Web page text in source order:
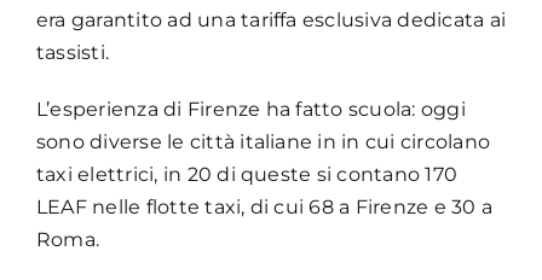
era garantito ad una tariffa esclusiva dedicata ai
tassisti.
L’esperienza di Firenze ha fatto scuola: oggi
sono diverse le città italiane in in cui circolano
taxi elettrici, in 20 di queste si contano 170
LEAF nelle flotte taxi, di cui 68 a Firenze e 30 a
Roma.